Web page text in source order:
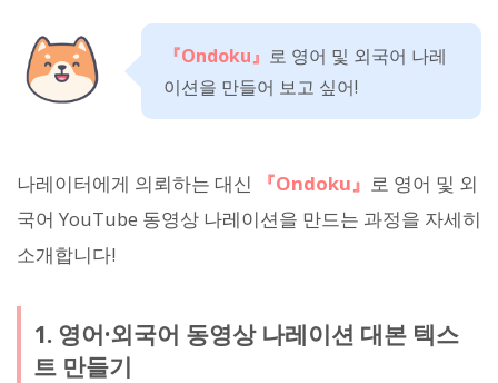
『Ondoku』 로 영어 및 외국어 나레
이션을 만들어 보고 싶어!
나레이터에게 의뢰하는 대신 『Ondoku』 로 영어 및 외
국어 YouTube 동영상 나레이션을 만드는 과정을 자세히
소개합니다!
1. 영어·외국어 동영상 나레이션 대본 텍스
트 만들기